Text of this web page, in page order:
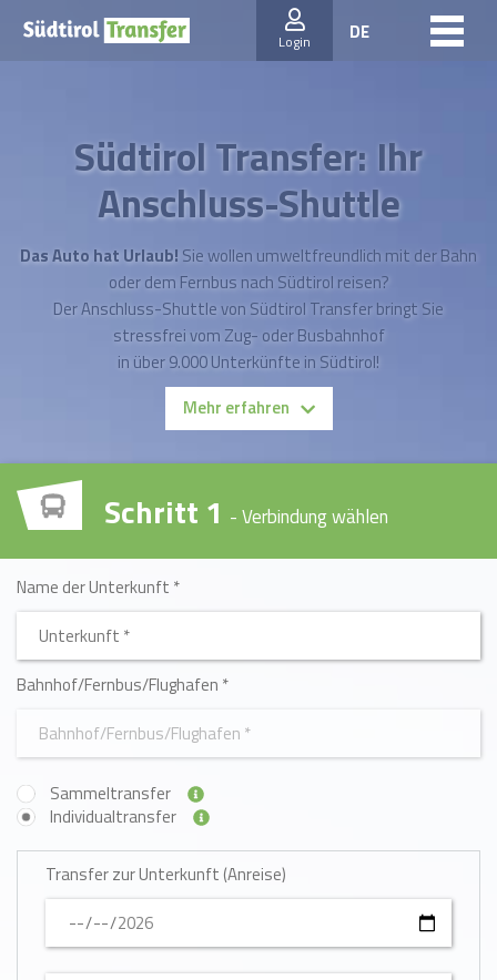
Login DE
Südtirol Transfer: Ihr
Anschluss-Shuttle
Das Auto hat Urlaub! Sie wollen umweltfreundlich mit der Bahn
oder dem Fernbus nach Südtirol reisen?
Der Anschluss-Shuttle von Südtirol Transfer bringt Sie
stressfrei vom Zug- oder Busbahnhof
in über 9.000 Unterkünfte in Südtirol!
Mehr erfahren
Schritt 1 - Verbindung wählen
Name der Unterkunft *
Type 2 or more characters for results.
Bahnhof/Fernbus/Flughafen *
Begin typing for results.
Sammeltransfer
Individualtransfer
Transfer zur Unterkunft (Anreise)